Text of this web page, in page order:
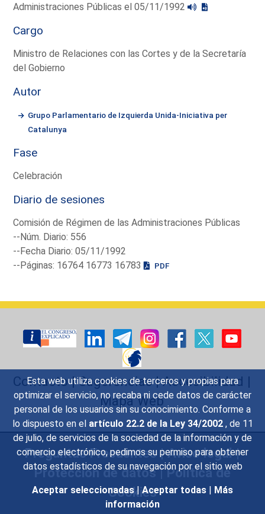
Esta web utiliza cookies de terceros y propias para
optimizar el servicio, no recaba ni cede datos de carácter
personal de los usuarios sin su conocimiento. Conforme a
lo dispuesto en el artículo 22.2 de la Ley 34/2002 , de 11
de julio, de servicios de la sociedad de la información y de
comercio electrónico, pedimos su permiso para obtener
datos estadísticos de su navegación por el sitio web
Aceptar seleccionadas | Aceptar todas | Más
información
Administraciones Públicas el 05/11/1992
Cargo
Ministro de Relaciones con las Cortes y de la Secretaría
del Gobierno
Autor
Grupo Parlamentario de Izquierda Unida-Iniciativa per
Catalunya
Fase
Celebración
Diario de sesiones
Comisión de Régimen de las Administraciones Públicas
--Núm. Diario: 556
--Fecha Diario: 05/11/1992
--Páginas: 16764 16773 16783
PDF
Contacto|Sugerencias|Accesibilidad |
Mapa Web
Preguntas Frecuentes|Aviso legal|
Protección de datos|Política de
Cookies